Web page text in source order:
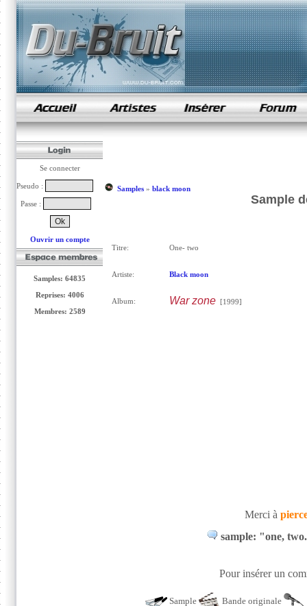
samples de rap
Se connecter
Pseudo :
Passe :
Ouvrir un compte
Samples: 64835
Reprises: 4006
Membres: 2589
Samples» black moon
Sample
Titre: One- two
Artiste: Black moon
Album: War zone[1999]
Merci à
sample: "one,
Pour insérer un
Sample Bande originale